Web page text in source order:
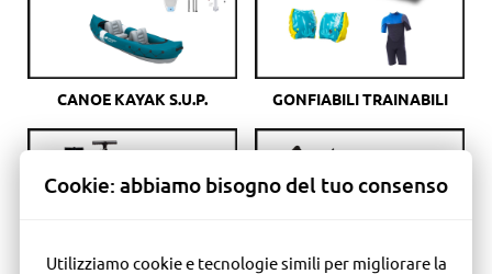
Cookie: abbiamo bisogno del tuo consenso
Utilizziamo cookie e tecnologie simili per migliorare la
CANOE KAYAK S.U.P. GONFIABILI TRAINABILI